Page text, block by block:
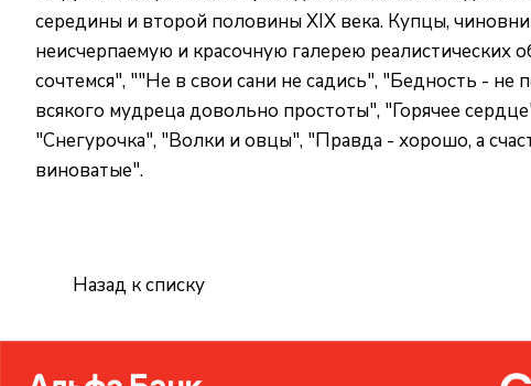
середины и второй половины XIX века. Купцы,
неисчерпаемую и красочную галерею
сочтемся", ""Не в свои сани не садись", "Бедность -
всякого мудреца довольно простоты", "Горячее
"Снегурочка", "Волки и овцы", "Правда - хорошо, а
виноватые".
Назад к списку